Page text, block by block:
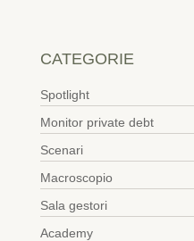
CATEGORIE
Spotlight
Monitor private debt
Scenari
Macroscopio
Sala gestori
Academy